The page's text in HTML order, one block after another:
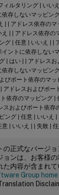
ィルタリング | いい
存しないマッピン
| | アドレス依存の
| | アドレス依存の
グ | 任意 | いいえ | |
ントに依存しない
| はい | | アドレス
存しないマッピン
びポート依存のマ
アドレスおよびポー
依存のマッピング |
スおよびポート依存
ング | 任意 | いいえ
| いいえ | | 失敗 |
の正式なバージ
ョンは、お客様
内容が含まれて
Group home